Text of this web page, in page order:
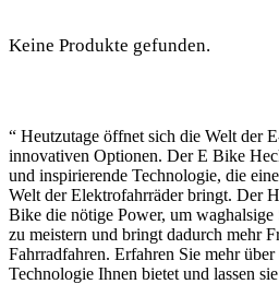
Keine Produkte gefunden.
“ Heutzutage öffnet sich die Welt der
innovativen Optionen. Der E Bike
und inspirierende Technologie, die
Welt der Elektrofahrräder bringt. Der
Bike die nötige Power, um
zu meistern und bringt dadurch mehr
Fahrradfahren. Erfahren Sie mehr
Technologie Ihnen bietet und lassen